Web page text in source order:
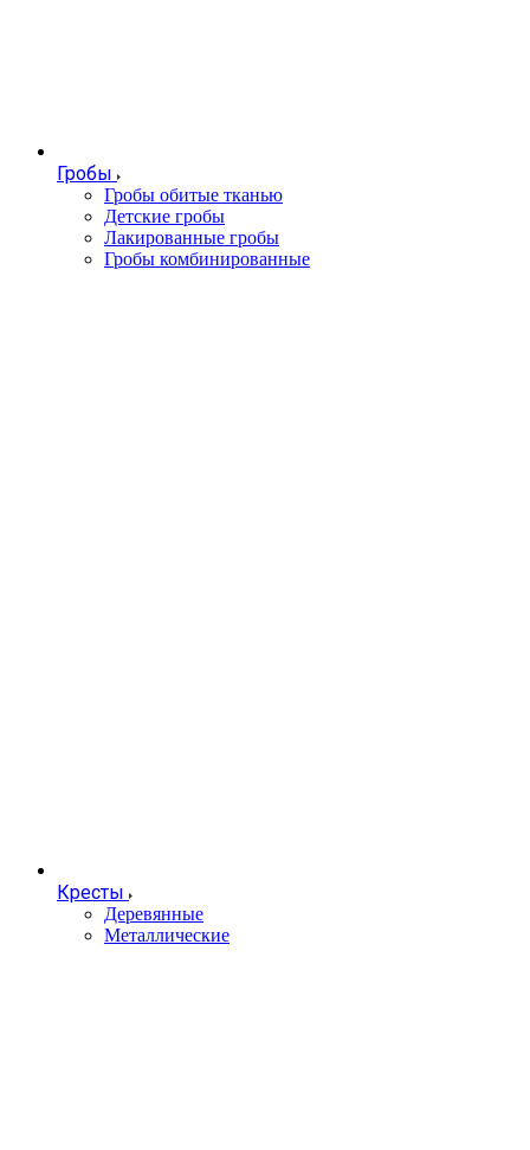
Гробы
Гробы обитые тканью
Детские гробы
Лакированные гробы
Гробы комбинированные
Кресты
Деревянные
Металлические